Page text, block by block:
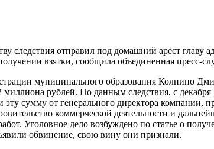
следствия отправил под домашний арест главу
взятки, сообщила объединенная пресс-
муниципального образования Колпино
рублей. По данным следствия, с
сумму от генерального директора компании,
коммерческой деятельности и
Уголовное дело возбуждено по статье о
обвинение, свою вину они признали.